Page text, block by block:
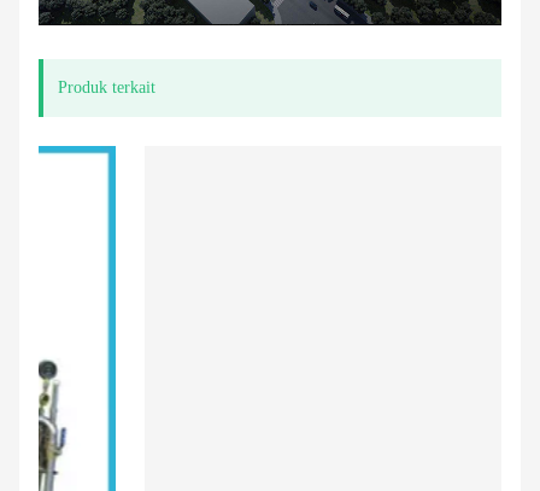
Produk terkait